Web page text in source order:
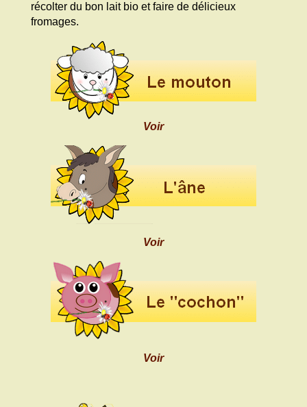
récolter du bon lait bio et faire de délicieux
fromages.
Voir
Voir
Voir